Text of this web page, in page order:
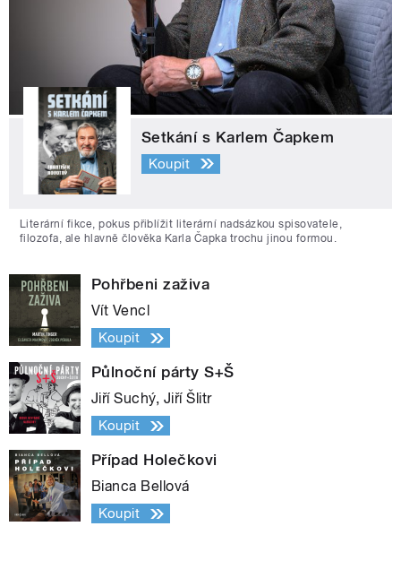
Setkání s Karlem Čapkem
Koupit
Literární fikce, pokus přiblížit literární nadsázkou spisovatele,
filozofa, ale hlavně člověka Karla Čapka trochu jinou formou.
Pohřbeni zaživa
Vít Vencl
Koupit
Půlnoční párty S+Š
Jiří Suchý, Jiří Šlitr
Koupit
Případ Holečkovi
Bianca Bellová
Koupit